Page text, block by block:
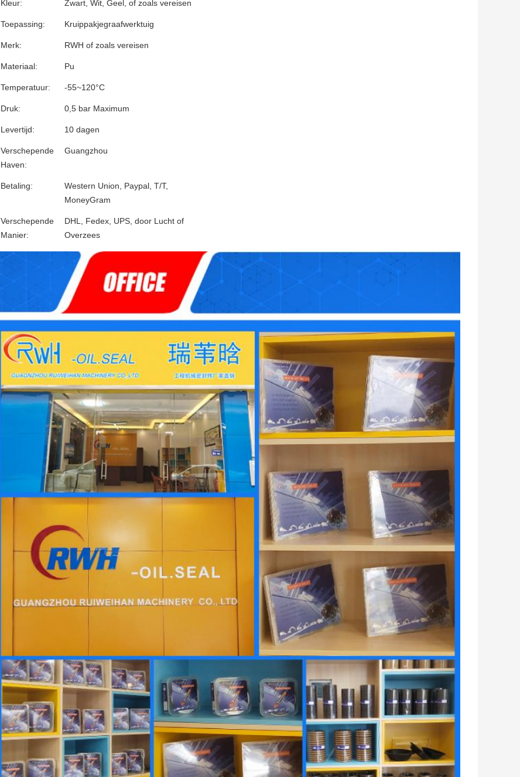
Kleur: Zwart, Wit, Geel, of zoals vereisen
Toepassing: Kruippakjegraafwerktuig
Merk: RWH of zoals vereisen
Materiaal: Pu
Temperatuur: -55~120°C
Druk: 0,5 bar Maximum
Levertijd: 10 dagen
Verschepende
Haven:
Guangzhou
Betaling:
Western Union, Paypal, T/T,
MoneyGram
Verschepende
Manier:
DHL, Fedex, UPS, door Lucht of
Overzees